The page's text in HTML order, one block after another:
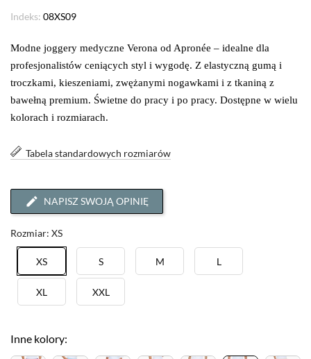
Indeks: 08XS09
Modne joggery medyczne Verona od Apronée – idealne dla
profesjonalistów ceniących styl i wygodę. Z elastyczną gumą i
troczkami, kieszeniami, zwężanymi nogawkami i z tkaniną z
bawełną premium. Świetne do pracy i po pracy. Dostępne w wielu
kolorach i rozmiarach.
Tabela standardowych rozmiarów
NAPISZ SWOJĄ OPINIĘ
Rozmiar: XS
XS S M L
XL XXL
Inne kolory: